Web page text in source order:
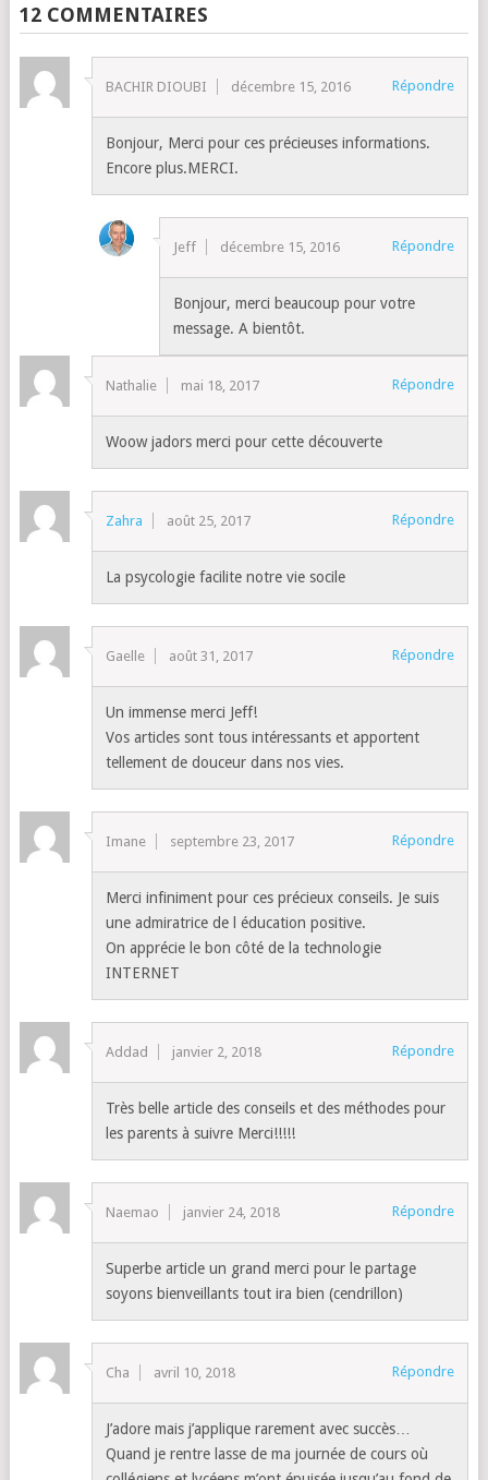
12 COMMENTAIRES
BACHIR DIOUBI décembre 15, 2016 Répondre
Bonjour, Merci pour ces précieuses informations.
Encore plus.MERCI.
Jeff décembre 15, 2016 Répondre
Bonjour, merci beaucoup pour votre
message. A bientôt.
Nathalie mai 18, 2017 Répondre
Woow jadors merci pour cette découverte
Zahra août 25, 2017 Répondre
La psycologie facilite notre vie socile
Gaelle août 31, 2017 Répondre
Un immense merci Jeff!
Vos articles sont tous intéressants et apportent
tellement de douceur dans nos vies.
Imane septembre 23, 2017 Répondre
Merci infiniment pour ces précieux conseils. Je suis
une admiratrice de l éducation positive.
On apprécie le bon côté de la technologie
INTERNET
Addad janvier 2, 2018 Répondre
Très belle article des conseils et des méthodes pour
les parents à suivre Merci!!!!!
Naemao janvier 24, 2018 Répondre
Superbe article un grand merci pour le partage
soyons bienveillants tout ira bien (cendrillon)
Cha avril 10, 2018 Répondre
J’adore mais j’applique rarement avec succès…
Quand je rentre lasse de ma journée de cours où